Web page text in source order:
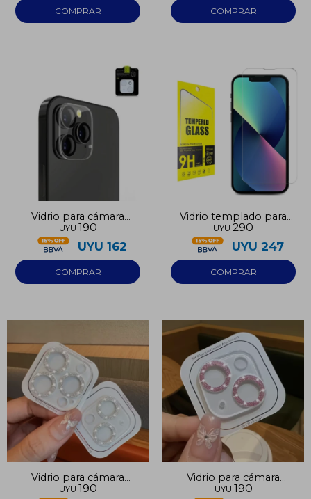
Vidrio para cámara
Iphone 16
UYU 190
UYU 162
Vidrio templado para
Iphone 16
UYU 290
UYU 247
Vidrio para cámara
Iphone 16 plata
UYU 190
Vidrio para cámara
Iphone 16 rosa
UYU 190